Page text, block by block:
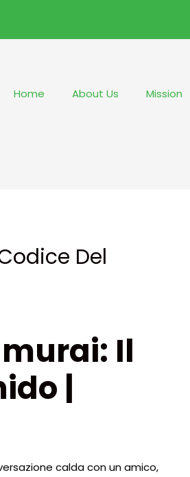
Home About Us Mission
Del
Il
|
calda con un amico,